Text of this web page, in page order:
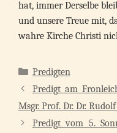
hat, immer Derselbe
und unsere Treue mit,
wahre Kirche Christi
Kategorien
Predigten
Predigt am
Msgr. Prof. Dr. Dr.
Predigt vom 5.